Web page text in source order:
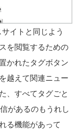
イトと同じよう
を閲覧するための
かれたタグボタン
越えて関連ニュー
、すべてタグごと
があるのもうれし
る機能があって